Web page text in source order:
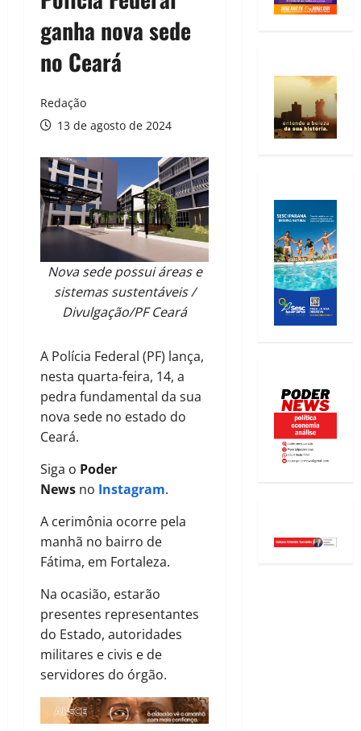
ganha nova sede
no Ceará
Redação
13 de agosto de 2024
Nova sede possui áreas e
sistemas sustentáveis /
Divulgação/PF Ceará
A Polícia Federal (PF) lança,
nesta quarta-feira, 14, a
pedra fundamental da sua
nova sede no estado do
Ceará.
Siga o Poder
News no Instagram.
A cerimônia ocorre pela
manhã no bairro de
Fátima, em Fortaleza.
Na ocasião, estarão
presentes representantes
do Estado, autoridades
militares e civis e de
servidores do órgão.